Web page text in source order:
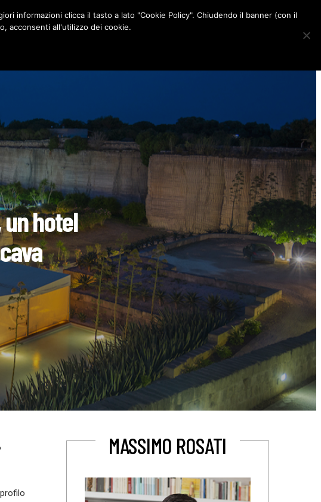
CONTATTI
o
g
r
d
un hotel
MASSIMO ROSATI
informazioni clicca il tasto a lato "Cookie Policy". Chiudendo il banner (con il
acconsenti all'utilizzo dei cookie.